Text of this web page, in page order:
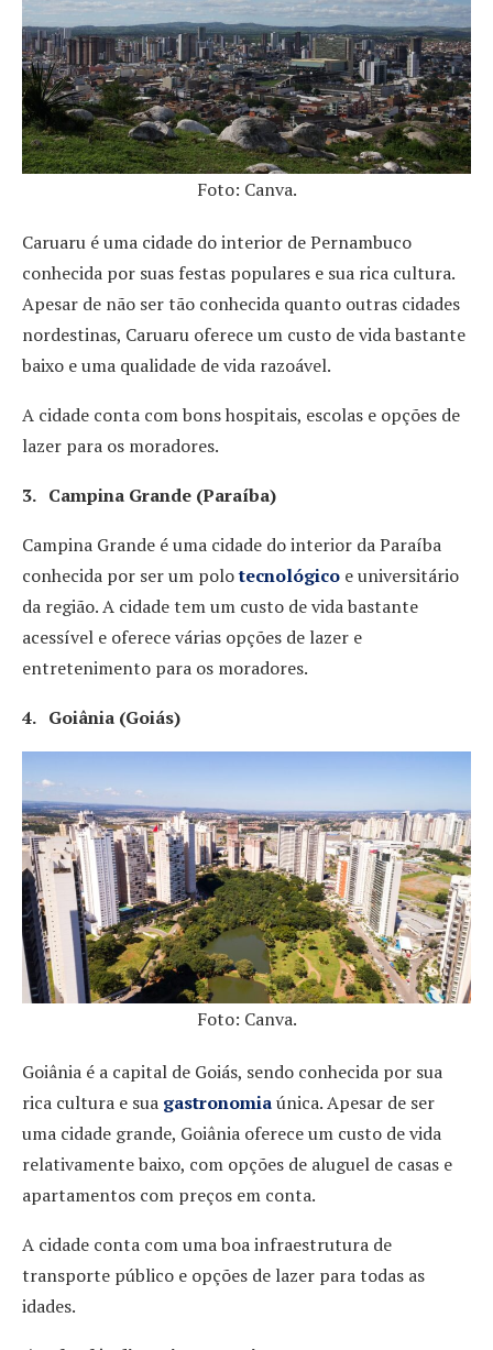
Foto: Canva.
Caruaru é uma cidade do interior de Pernambuco
conhecida por suas festas populares e sua rica cultura.
Apesar de não ser tão conhecida quanto outras cidades
nordestinas, Caruaru oferece um custo de vida bastante
baixo e uma qualidade de vida razoável.
A cidade conta com bons hospitais, escolas e opções de
lazer para os moradores.
3. Campina Grande (Paraíba)
Campina Grande é uma cidade do interior da Paraíba
conhecida por ser um polotecnológico e universitário
da região. A cidade tem um custo de vida bastante
acessível e oferece várias opções de lazer e
entretenimento para os moradores.
4. Goiânia (Goiás)
Foto: Canva.
Goiânia é a capital de Goiás, sendo conhecida por sua
rica cultura e sua gastronomiaúnica. Apesar de ser
uma cidade grande, Goiânia oferece um custo de vida
relativamente baixo, com opções de aluguel de casas e
apartamentos com preços em conta.
A cidade conta com uma boa infraestrutura de
transporte público e opções de lazer para todas as
idades.